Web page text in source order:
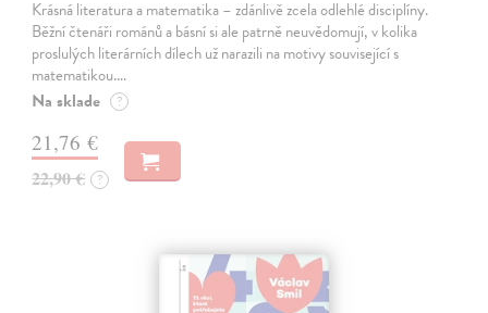
Krásná literatura a matematika – zdánlivě zcela odlehlé disciplíny.
Běžní čtenáři románů a básní si ale patrně neuvědomují, v kolika
proslulých literárních dílech už narazili na motivy související s
matematikou.…
Na sklade ?
21,76 €
22,90 € ?